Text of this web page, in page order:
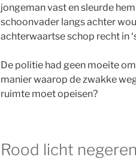
jongeman vast en sleurde
schoonvader langs achter
achterwaartse schop recht in
De politie had geen moeite
manier waarop de zwakke
ruimte moet opeisen?
Rood licht negeren